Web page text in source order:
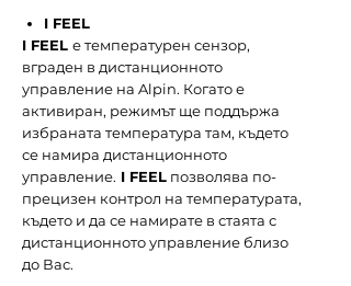
I FEEL
I FEEL е температурен сензор,
вграден в дистанционното
управление на Alpin. Когато е
активиран, режимът ще поддържа
избраната температура там, където
се намира дистанционното
управление. I FEEL позволява по-
прецизен контрол на температурата,
където и да се намирате в стаята с
дистанционното управление близо
до Вас.